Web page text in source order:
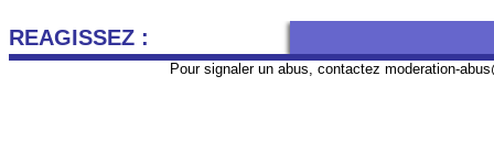
REAGISSEZ :
Pour signaler un abus, contactez moderation-